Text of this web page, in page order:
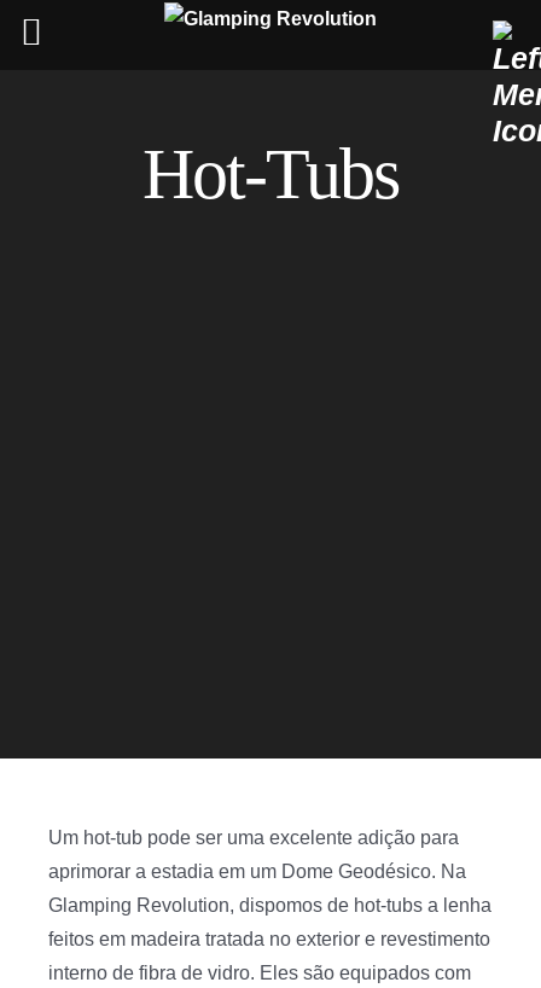
Hot-Tubs
Um hot-tub pode ser uma excelente adição para
aprimorar a estadia em um Dome Geodésico. Na
Glamping Revolution, dispomos de hot-tubs a lenha
feitos em madeira tratada no exterior e revestimento
interno de fibra de vidro. Eles são equipados com